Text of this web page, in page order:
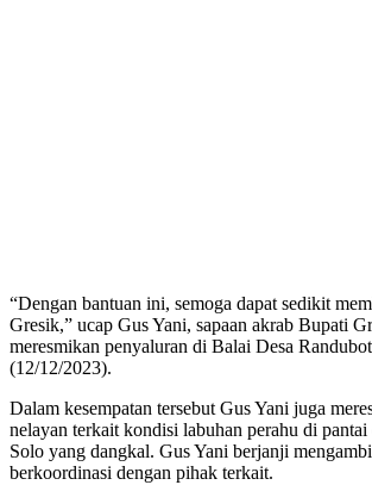
“Dengan bantuan ini, semoga dapat sedikit
Gresik,” ucap Gus Yani, sapaan akrab Bupati
meresmikan penyaluran di Balai Desa
(12/12/2023).
Dalam kesempatan tersebut Gus Yani juga
nelayan terkait kondisi labuhan perahu di
Solo yang dangkal. Gus Yani berjanji
berkoordinasi dengan pihak terkait.